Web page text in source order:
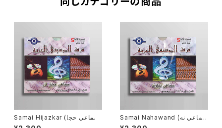
Samai Hijazkar (سماعي حجا
زكار) [AO-001]
Samai Nahawand (سماعي نه
اوند) [AO-002]